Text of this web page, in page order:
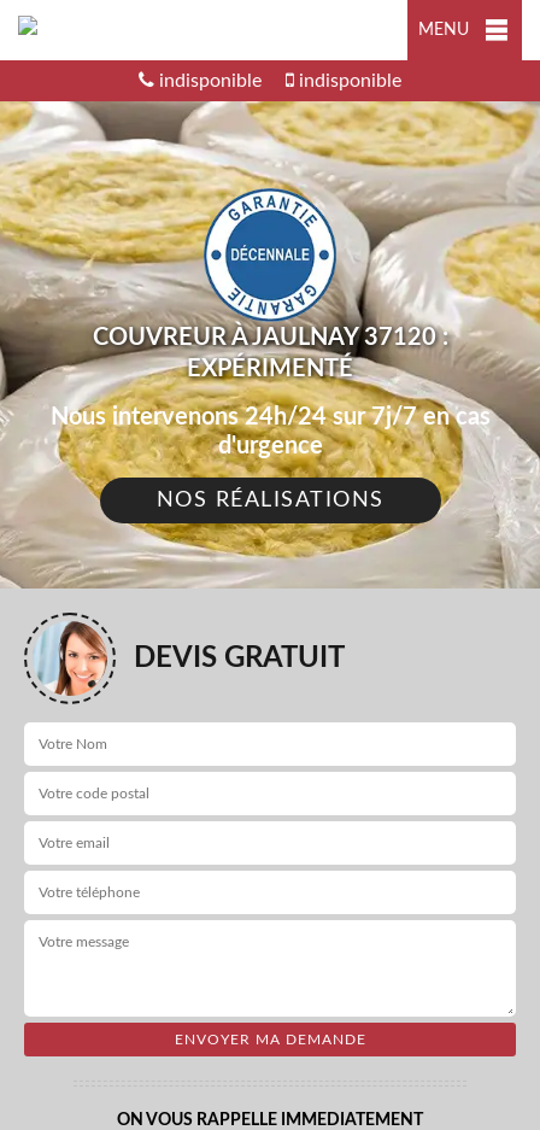
MENU
indisponible indisponible
COUVREUR À JAULNAY 37120 :
EXPÉRIMENTÉ
Nous intervenons 24h/24 sur 7j/7 en cas
d'urgence
NOS RÉALISATIONS
DEVIS GRATUIT
ON VOUS RAPPELLE IMMEDIATEMENT